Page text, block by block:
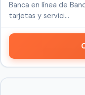
Banca en línea de
tarjetas y servici…